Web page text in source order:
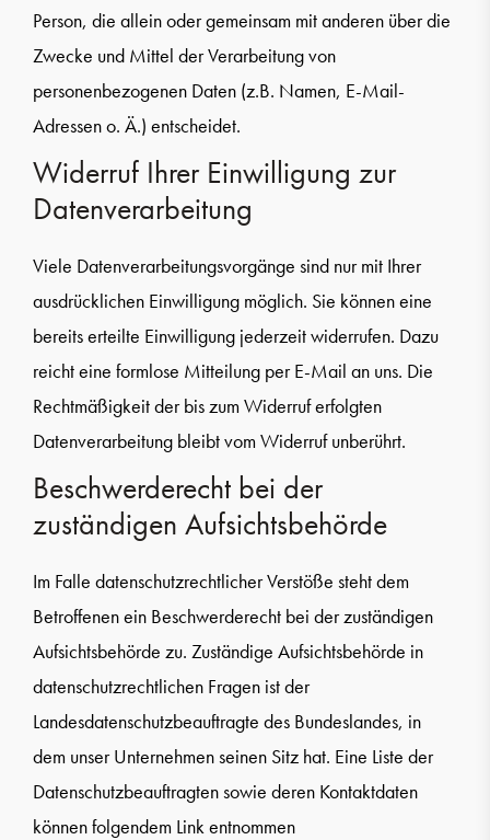
Person, die allein oder gemeinsam mit anderen über die
Zwecke und Mittel der Verarbeitung von
personenbezogenen Daten (z.B. Namen, E-Mail-
Adressen o. Ä.) entscheidet.
Widerruf Ihrer Einwilligung zur
Datenverarbeitung
Viele Datenverarbeitungsvorgänge sind nur mit Ihrer
ausdrücklichen Einwilligung möglich. Sie können eine
bereits erteilte Einwilligung jederzeit widerrufen. Dazu
reicht eine formlose Mitteilung per E-Mail an uns. Die
Rechtmäßigkeit der bis zum Widerruf erfolgten
Datenverarbeitung bleibt vom Widerruf unberührt.
Beschwerderecht bei der
zuständigen Aufsichtsbehörde
Im Falle datenschutzrechtlicher Verstöße steht dem
Betroffenen ein Beschwerderecht bei der zuständigen
Aufsichtsbehörde zu. Zuständige Aufsichtsbehörde in
datenschutzrechtlichen Fragen ist der
Landesdatenschutzbeauftragte des Bundeslandes, in
dem unser Unternehmen seinen Sitz hat. Eine Liste der
Datenschutzbeauftragten sowie deren Kontaktdaten
können folgendem Link entnommen